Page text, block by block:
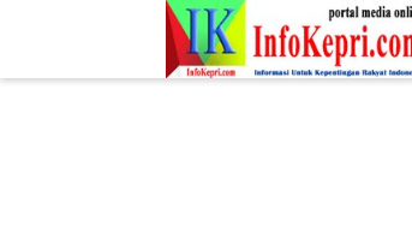
.post-body img { display: block; margin: 0 auto;